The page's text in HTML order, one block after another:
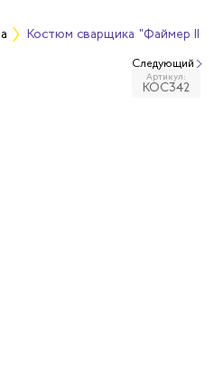
Костюм сварщика "Файмер II"
Артикул:
КОС342
Следующий